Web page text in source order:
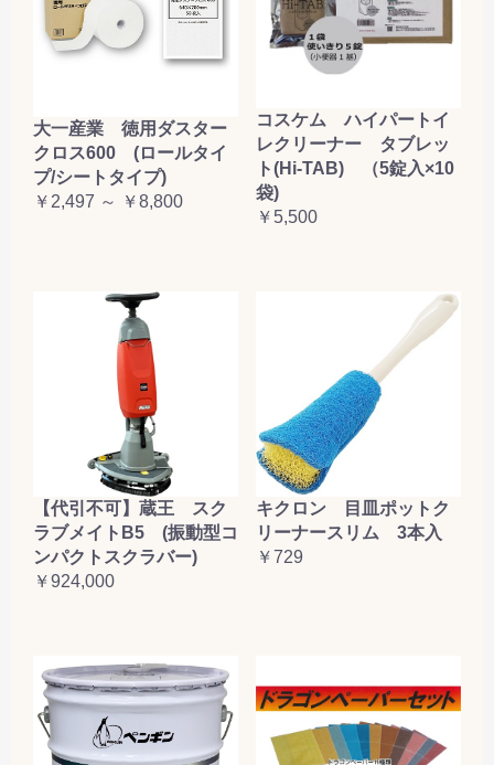
大一産業 徳用ダスター
クロス600 (ロールタイ
プ/シートタイプ)
￥2,497 ～ ￥8,800
コスケム ハイパートイ
レクリーナー タブレッ
ト(Hi-TAB) （5錠入×10
袋)
￥5,500
【代引不可】蔵王 スク
ラブメイトB5 (振動型コ
ンパクトスクラバー)
￥924,000
キクロン 目皿ポットク
リーナースリム 3本入
￥729